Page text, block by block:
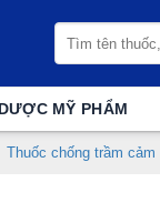
kiếm:
DƯỢC MỸ PHẨM
Thuốc chống trầm cảm